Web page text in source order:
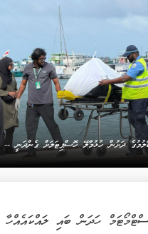
ދަށުން ހުޅުމާލޭ ހޮސްޕިޓަލަށް ގެންދަނީ
ހަދަން ބައި ލައްކައެއްހާ